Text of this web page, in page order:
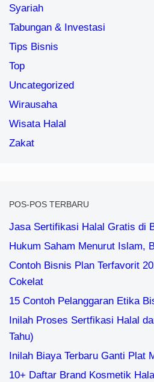
Syariah
Tabungan & Investasi
Tips Bisnis
Top
Uncategorized
Wirausaha
Wisata Halal
Zakat
POS-POS TERBARU
Jasa Sertifikasi Halal Gratis di
Hukum Saham Menurut Islam,
Contoh Bisnis Plan Terfavorit
Cokelat
15 Contoh Pelanggaran Etika
Inilah Proses Sertfikasi Halal
Tahu)
Inilah Biaya Terbaru Ganti Plat
10+ Daftar Brand Kosmetik